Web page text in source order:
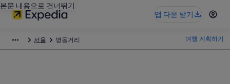
본문 내용으로 건너뛰기
앱 다운 받기
서울 명동거리 여행 계획하기